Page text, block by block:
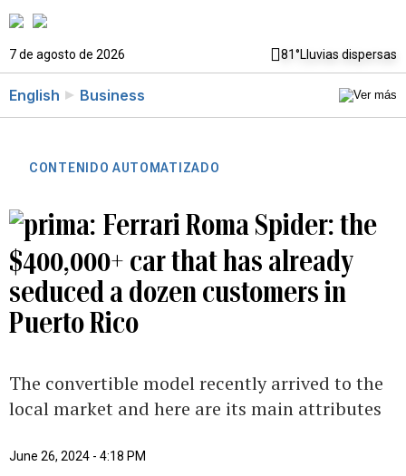
7 de agosto de 2026 81°Lluvias dispersas
English Business
CONTENIDO AUTOMATIZADO
Ferrari Roma Spider: the
$400,000+ car that has already
seduced a dozen customers in
Puerto Rico
The convertible model recently arrived to the
local market and here are its main attributes
June 26, 2024 - 4:18 PM